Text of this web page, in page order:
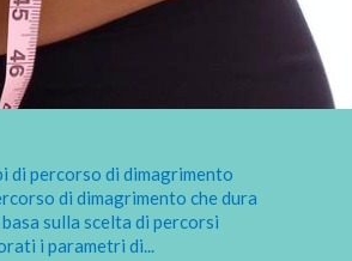
di percorso di dimagrimento
di dimagrimento che dura
sulla scelta di percorsi
i parametri di...